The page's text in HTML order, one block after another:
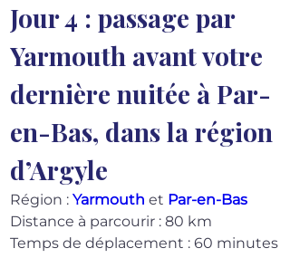
Jour 4 : passage par
Yarmouth avant votre
dernière nuitée à Par-
en-Bas, dans la région
d’Argyle
Région : Yarmouth et Par-en-Bas
Distance à parcourir : 80 km
Temps de déplacement : 60 minutes